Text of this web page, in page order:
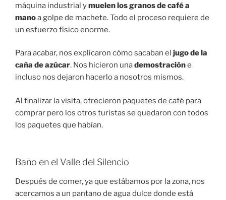
máquina industrial ymuelen los granos de café a
manoa golpe de machete. Todo el proceso requiere de
un esfuerzo físico enorme.
Para acabar, nos explicaron cómo sacaban el jugo de la
caña de azúcar. Nos hicieron unademostracióne
incluso nos dejaron hacerlo a nosotros mismos.
Al finalizar la visita, ofrecieron paquetes de café para
comprar pero los otros turistas se quedaron con todos
los paquetes que habían.
Baño en el Valle del Silencio
Después de comer, ya que estábamos por la zona, nos
acercamos a un pantano de agua dulce donde está